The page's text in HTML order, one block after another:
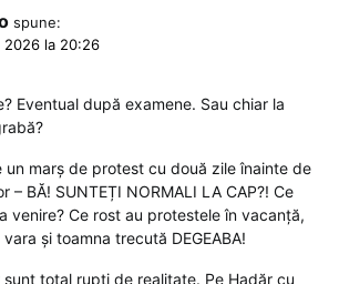
spune:
2026 la 20:26
Eventual după examene. Sau chiar la
un marș de protest cu două zile înainte de
– BĂ! SUNTEȚI NORMALI LA CAP?! Ce
venire? Ce rost au protestele în vacanță,
și toamna trecută DEGEABA!
sunt total rupți de realitate. Pe Hadăr cu